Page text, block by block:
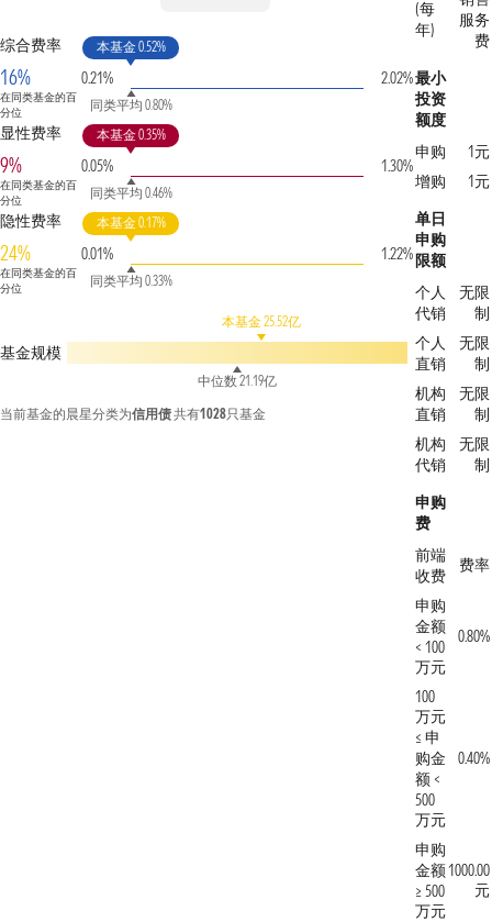
综合费率
16%
在同类基金的百
分位
0.21%
本基金 0.52%
同类平均 0.80%
2.02%
显性费率
9%
在同类基金的百
分位
0.05%
本基金 0.35%
同类平均 0.46%
1.30%
隐性费率
24%
在同类基金的百
分位
0.01%
本基金 0.17%
同类平均 0.33%
1.22%
基金规模
本基金 25.52亿
中位数 21.19亿
当前基金的晨星分类为信用债共有1028只基金
(每
年)
服务
费
最小
投资
额度
申购
1元
增购
1元
单日
申购
限额
个人
代销
无限
制
个人
直销
无限
制
机构
直销
无限
制
机构
代销
无限
制
申购
费
前端
收费
费率
申购
金额
< 100
万元
0.80%
100
万元
≤ 申
购金
额 <
500
万元
0.40%
申购
金额
≥ 500
万元
1000.00
元